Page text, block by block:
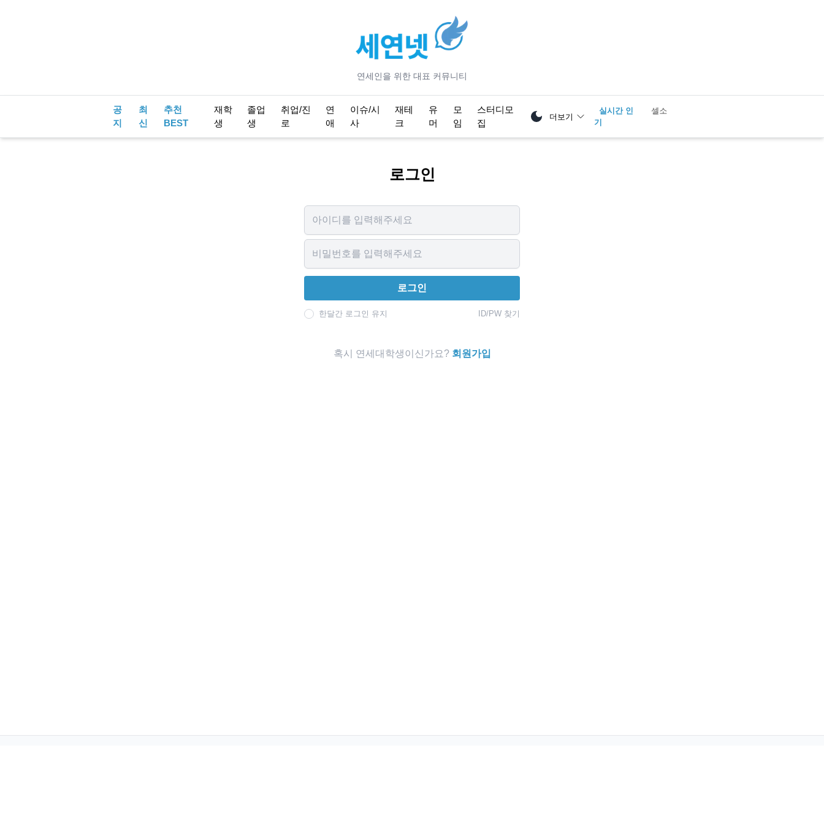
연세인을 위한 대표 커뮤니티
공
지
최
신
추천
BEST
재학
생
졸업
생
취업/진
로
연
애
이슈/시
사
재테
크
유
머
모
임
스터디모
집
더보기
실시간 인
기
1 셀소
로그인
로그인
한달간 로그인 유지 ID/PW 찾기
혹시 연세대학생이신가요? 회원가입